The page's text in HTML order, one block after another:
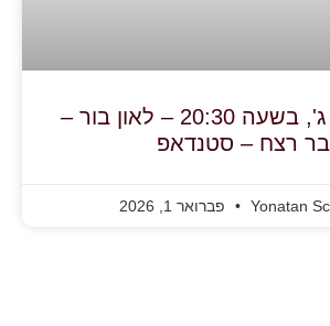
3.2.26, יום ג', בשעה 20:30 – לאון בור –
רצח – סטנדאפ
Yonatan פברואר 1, 2026